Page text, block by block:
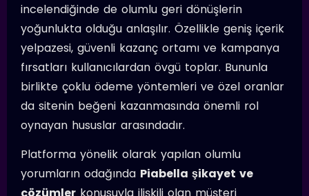
incelendiğinde de olumlu geri dönüşlerin
yoğunlukta olduğu anlaşılır. Özellikle geniş içerik
yelpazesi, güvenli kazanç ortamı ve kampanya
fırsatları kullanıcılardan övgü toplar. Bununla
birlikte çoklu ödeme yöntemleri ve özel oranlar
da sitenin beğeni kazanmasında önemli rol
oynayan hususlar arasındadır.
Platforma yönelik olarak yapılan olumlu
yorumların odağında Piabella şikayet ve